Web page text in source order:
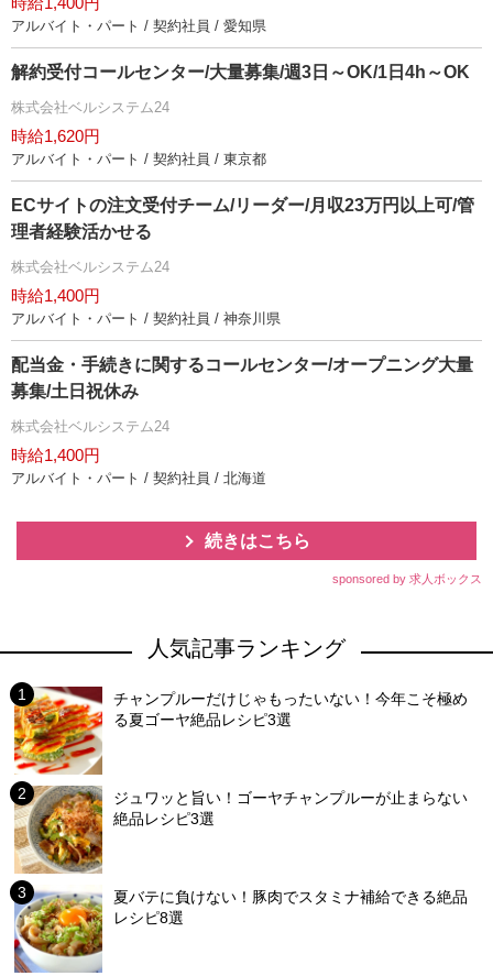
アルバイト・パート / 契約社員 / 愛知県
解約受付コールセンター/大量募集/週3日～OK/1日4h～OK
株式会社ベルシステム24
時給1,620円
アルバイト・パート / 契約社員 / 東京都
ECサイトの注文受付チーム/リーダー/月収23万円以上可/管
理者経験活かせる
株式会社ベルシステム24
時給1,400円
アルバイト・パート / 契約社員 / 神奈川県
配当金・手続きに関するコールセンター/オープニング大量
募集/土日祝休み
株式会社ベルシステム24
時給1,400円
アルバイト・パート / 契約社員 / 北海道
続きはこちら
sponsored by 求人ボックス
人気記事ランキング
チャンプルーだけじゃもったいない！今年こそ極め
る夏ゴーヤ絶品レシピ3選
ジュワッと旨い！ゴーヤチャンプルーが止まらない
絶品レシピ3選
夏バテに負けない！豚肉でスタミナ補給できる絶品
レシピ8選